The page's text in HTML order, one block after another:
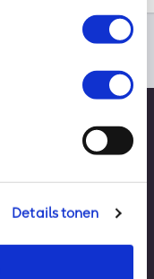
Details tonen